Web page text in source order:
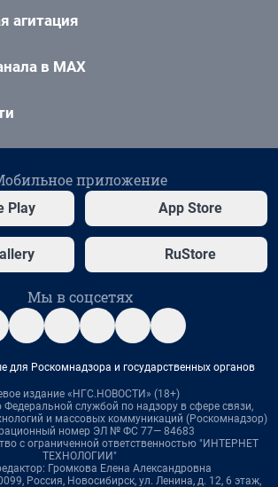
агитация
в MAX
приложение
Play App Store
RuStore
Мы в соцсетях
для Роскомнадзора и государственных органов
издание «НГС.НОВОСТИ» (18+)
Федеральной службой по надзору в сфере связи,
и массовых коммуникаций (Роскомнадзор)
номер ЭЛ № ФС 77— 84683
с ограниченной ответственностью "ИНТЕРНЕТ
ТЕХНОЛОГИИ"
Громкова Елена Александровна
Россия, Новосибирск, ул. Ленина, д. 12, 6 этаж,